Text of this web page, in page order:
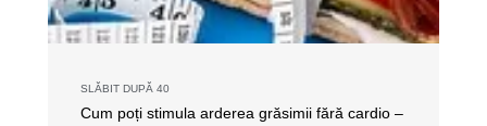
SLĂBIT DUPĂ 40
Cum poți stimula arderea grăsimii fără cardio –